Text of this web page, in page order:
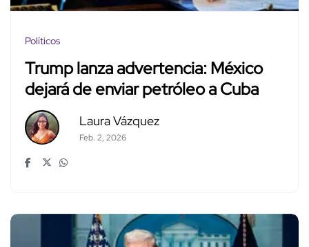
Políticos
Trump lanza advertencia: México
dejará de enviar petróleo a Cuba
Laura Vázquez
Feb. 2, 2026